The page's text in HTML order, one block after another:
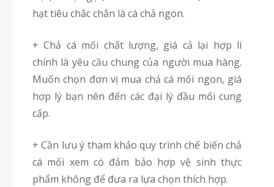
hạt tiêu chắc chắn là cá chả ngon.
+ Chả cá mối chất lượng, giá cả lại hợp lí
chính là yêu cầu chung của người mua hàng.
Muốn chọn đơn vị mua chả cá mối ngon, giá
hợp lý bạn nên đến các đại lý đầu mối cung
cấp.
+ Cần lưu ý tham khảo quy trình chế biến chả
cá mối xem có đảm bảo hợp vệ sinh thực
phẩm không để đưa ra lựa chọn thích hợp.